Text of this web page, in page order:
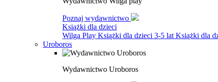
Poznaj wydawnictwo
Książki dla dzieci
Wilga Play Książki dla dzieci 3-5 lat Książki dla
Uroboros
Wydawnictwo Uroboros